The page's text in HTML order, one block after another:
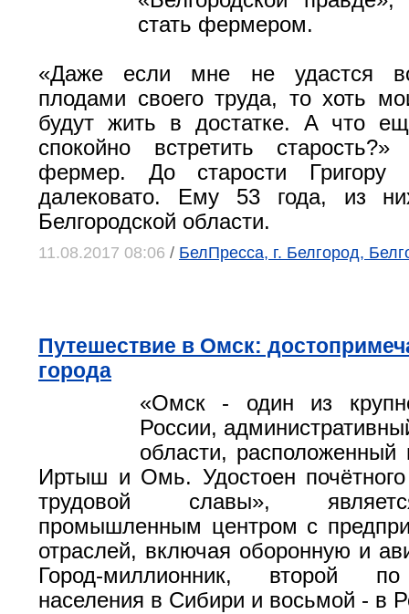
стать фермером.
«Даже если мне не удастся
плодами своего труда, то хоть
будут жить в достатке. А что
спокойно встретить
фермер. До старости Григору
далековато. Ему 53 года, из
Белгородской области.
11.08.2017 08:06 / БелПресса, г. Белгород,
Путешествие в Омск:
города
«Омск - один из
России,
области, расположенный
Иртыш и Омь. Удостоен
трудовой славы»,
промышленным центром с
отраслей, включая оборонную и
Город-миллионник, второй по
населения в Сибири и восьмой - в